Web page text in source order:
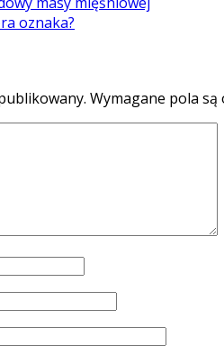
oznaka?
Wymagane pola są